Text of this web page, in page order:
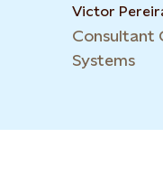
Victor
Consultant
Systems